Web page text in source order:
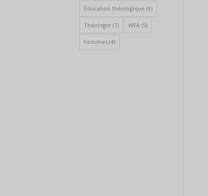
Éducation théologique (9)
Théologie (7) WEA (5)
Femmes (4)